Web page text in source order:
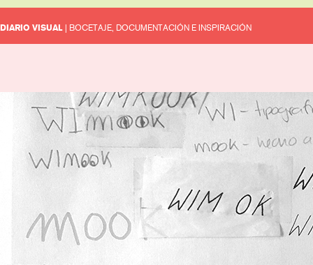
DIARIO VISUAL | BOCETAJE, DOCUMENTACIÓN E INSPIRACIÓN